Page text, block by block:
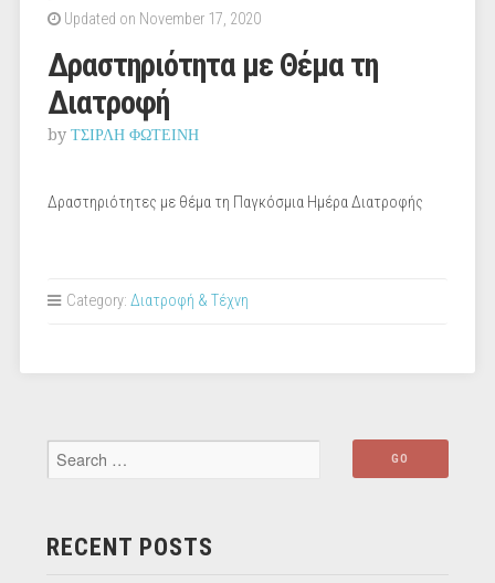
Updated on November 17, 2020
Δραστηριότητα με Θέμα τη
Διατροφή
by ΤΣΙΡΛΗ ΦΩΤΕΙΝΗ
Δραστηριότητες με θέμα τη Παγκόσμια Ημέρα Διατροφής
Category: Διατροφή & Τέχνη
RECENT POSTS